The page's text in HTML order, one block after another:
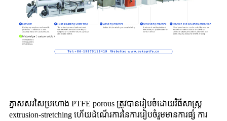
ភ្នាសសរសៃប្រហោង PTFE porous ត្រូវបានរៀបចំដោយវិធីសាស្រ្ត
extrusion-stretching ហើយដំណើរការនៃការរៀបចំរួមមានការផ្សំ ការ